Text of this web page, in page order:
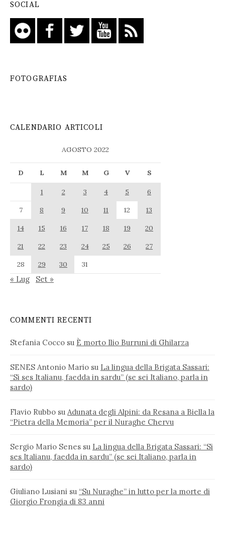
SOCIAL
FOTOGRAFIAS
CALENDARIO ARTICOLI
AGOSTO 2022
D L M M G V S
1 2 3 4 5
6
7
8 9 10 11 12
13
14
15 16 17 18 19
20
21
22 23 24 25 26
27
28
29 30 31
« Lug Set »
COMMENTI RECENTI
Stefania Cocco su È morto Ilio Burruni di Ghilarza
SENES Antonio Mario su La lingua della Brigata Sassari:
“Si ses Italianu, faedda in sardu” (se sei Italiano, parla in
sardo)
Flavio Rubbo su Adunata degli Alpini: da Resana a Biella la
“Pietra della Memoria” per il Nuraghe Chervu
Sergio Mario Senes su La lingua della Brigata Sassari: “Si
ses Italianu, faedda in sardu” (se sei Italiano, parla in
sardo)
Giuliano Lusiani su “Su Nuraghe” in lutto per la morte di
Giorgio Frongia di 83 anni